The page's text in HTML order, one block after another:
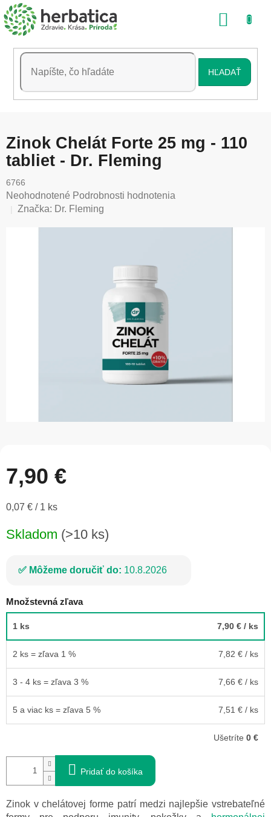
Prejsť
na
obsah
HĽADAŤ
Zinok Chelát Forte 25 mg - 110
tabliet - Dr. Fleming
6766
Priemerné
hodnotenie
Neohodnotené Podrobnosti hodnotenia
Značka: Dr. Fleming
7,90 €
Jednotková
0,07 € / 1 ks
Skladom (>10 ks)
Môžeme doručiť do: 10.8.2026
Množstevná zľava
1 ks 7,90 € / ks
2 ks = zľava 1 % 7,82 € / ks
3 - 4 ks = zľava 3 % 7,66 € / ks
5 a viac ks = zľava 5 % 7,51 € / ks
Ušetríte 0 €
Pridať do košíka
Zinok v chelátovej forme patrí medzi najlepšie vstrebateľné